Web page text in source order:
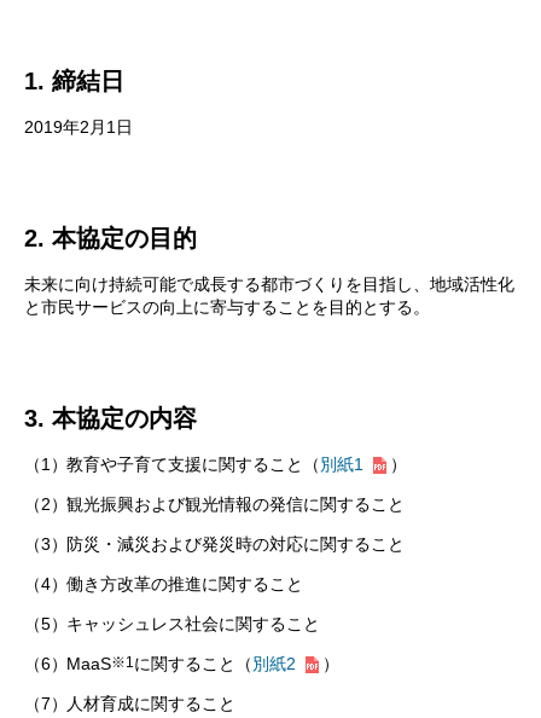
1. 締結日
2019年2月1日
2. 本協定の目的
未来に向け持続可能で成長する都市づくりを目指し、地域活性化
と市民サービスの向上に寄与することを目的とする。
3. 本協定の内容
（1）教育や子育て支援に関すること（別紙1 ）
（2）観光振興および観光情報の発信に関すること
（3） 防災・減災および発災時の対応に関すること
（4）働き方改革の推進に関すること
（5） キャッシュレス社会に関すること
（6） MaaS※1 に関すること（別紙2 ）
（7） 人材育成に関すること